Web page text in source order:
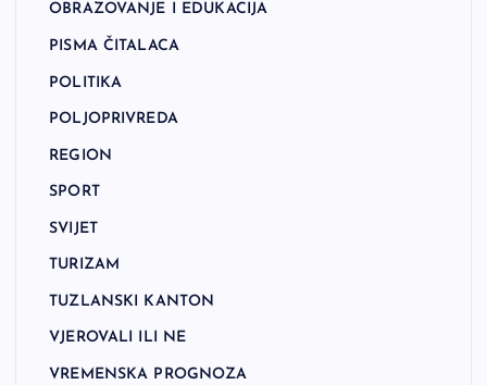
OBRAZOVANJE I EDUKACIJA
PISMA ČITALACA
POLITIKA
POLJOPRIVREDA
REGION
SPORT
SVIJET
TURIZAM
TUZLANSKI KANTON
VJEROVALI ILI NE
VREMENSKA PROGNOZA